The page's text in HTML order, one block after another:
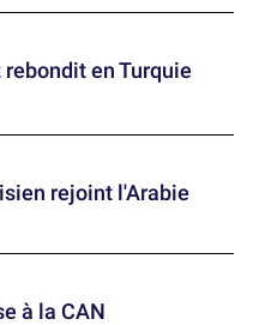
en Turquie
rejoint l'Arabie
à la CAN